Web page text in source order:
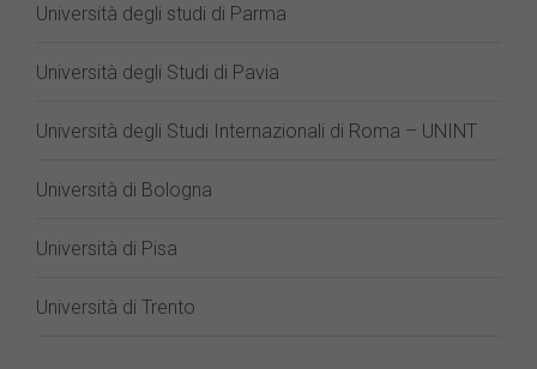
Università degli studi di Parma
Università degli Studi di Pavia
Università degli Studi Internazionali di Roma – UNINT
Università di Bologna
Università di Pisa
Università di Trento